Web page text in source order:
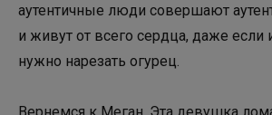
аутентичные люди совершают
и живут от всего сердца, даже
нужно нарезать огурец.